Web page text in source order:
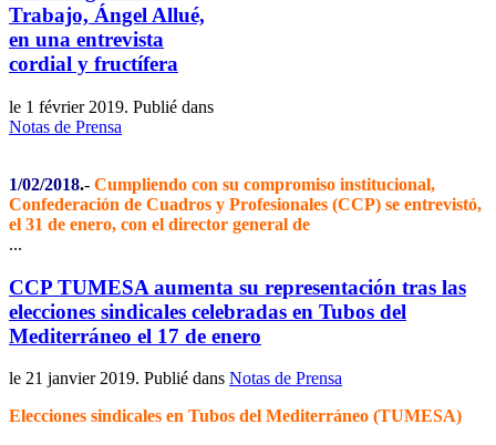
Trabajo, Ángel Allué,
en una entrevista
cordial y fructífera
le 1 février 2019. Publié dans
Notas de Prensa
1/02/2018.- Cumpliendo con su compromiso institucional,
Confederación de Cuadros y Profesionales (CCP) se entrevistó,
el 31 de enero, con el director general de
...
CCP TUMESA aumenta su representación tras las
elecciones sindicales celebradas en Tubos del
Mediterráneo el 17 de enero
le 21 janvier 2019. Publié dans Notas de Prensa
Elecciones sindicales en Tubos del Mediterráneo (TUMESA)